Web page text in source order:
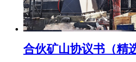
合伙矿山协议书（精